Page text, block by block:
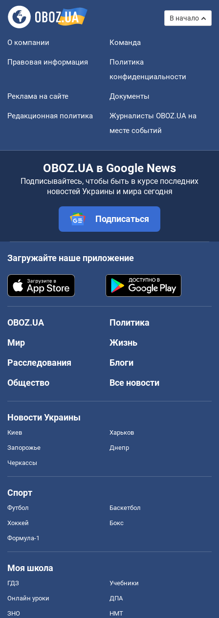
В начало
О компании Команда
Правовая информация
Политика
конфиденциальности
Реклама на сайте Документы
Редакционная политика
Журналисты OBOZ.UA на
месте событий
OBOZ.UA в Google News
Подписывайтесь, чтобы быть в курсе последних
новостей Украины и мира сегодня
Подписаться
Загружайте наше приложение
OBOZ.UA
Политика
Мир
Жизнь
Расследования
Блоги
Общество
Все новости
Новости Украины
Киев Харьков
Запорожье Днепр
Черкассы
Спорт
Футбол Баскетбол
Хоккей Бокс
Формула-1
Моя школа
ГДЗ Учебники
Онлайн уроки ДПА
ЗНО НМТ